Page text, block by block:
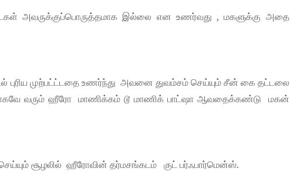
அவருக்குப்பொருத்தமாக இல்லை என உணர்வது , மகளுக்கு அதை
புரிய முற்பட்ட்டதை உணர்ந்து அவனை துவம்சம் செய்யும் சீன் கை தட்டலை
வரும் ஹீரோ மாணிக்கம் டூ மாணிக் பாட்ஷா ஆவதைக்கண்டு மகன்
சூழலில் ஹீரோவின் தர்மசங்கடம் குட் பர்ஃபார்மென்ஸ்.